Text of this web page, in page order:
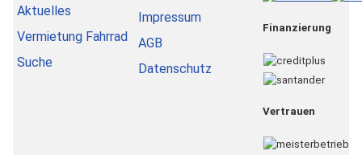
Aktuelles
Vermietung Fahrrad
Suche
Impressum
AGB
Datenschutz
Finanzierung
Vertrauen